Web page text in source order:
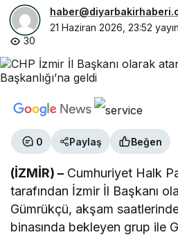
21 Haziran 2026, 23:52
30
0 Paylaş Beğen
(İZMİR) – Cumhuriyet Halk
tarafından İzmir İl Başkanı
Gümrükçü, akşam
binasında bekleyen grup ile